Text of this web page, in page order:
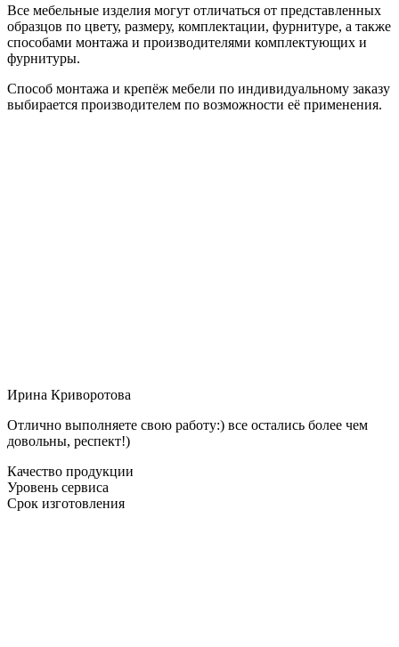
Все мебельные изделия могут отличаться от представленных
образцов по цвету, размеру, комплектации, фурнитуре, а также
способами монтажа и производителями комплектующих и
фурнитуры.
Способ монтажа и крепёж мебели по индивидуальному заказу
выбирается производителем по возможности её применения.
Ирина Криворотова
Отлично выполняете свою работу:) все остались более чем
довольны, респект!)
Качество продукции
Уровень сервиса
Срок изготовления